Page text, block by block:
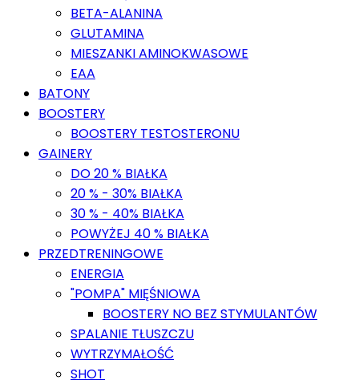
BETA-ALANINA
GLUTAMINA
MIESZANKI AMINOKWASOWE
EAA
BATONY
BOOSTERY
BOOSTERY TESTOSTERONU
GAINERY
DO 20 % BIAŁKA
20 % - 30% BIAŁKA
30 % - 40% BIAŁKA
POWYŻEJ 40 % BIAŁKA
PRZEDTRENINGOWE
ENERGIA
"POMPA" MIĘŚNIOWA
BOOSTERY NO BEZ STYMULANTÓW
SPALANIE TŁUSZCZU
WYTRZYMAŁOŚĆ
SHOT